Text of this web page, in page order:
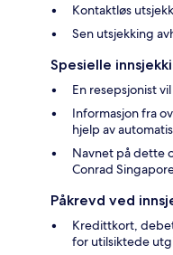
Kontaktløs
Sen utsjekking
Spesielle
En resepsjonist
Informasjon fra
hjelp av
Navnet på dette
Conrad
Påkrevd ved
Kredittkort,
for utilsiktede